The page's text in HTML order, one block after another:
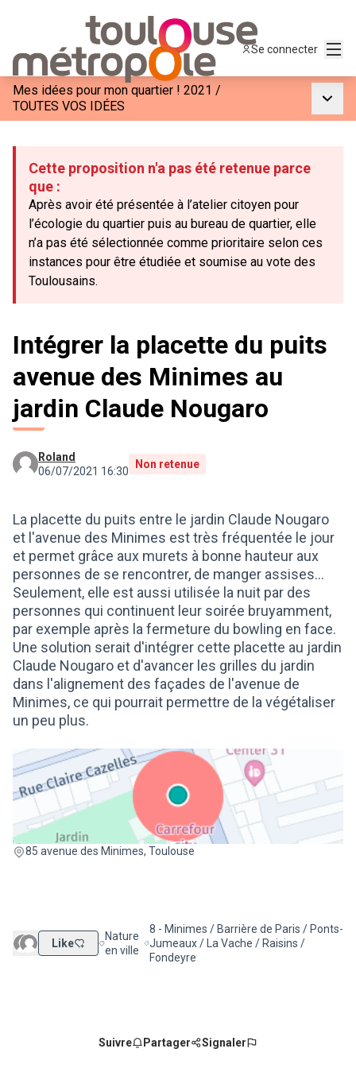
Se connecter
Mes idées pour mon quartier ! 2021 /
TOUTES VOS IDÉES
Cette proposition n'a pas été retenue parce
que :
Après avoir été présentée à l’atelier citoyen pour
l’écologie du quartier puis au bureau de quartier, elle
n’a pas été sélectionnée comme prioritaire selon ces
instances pour être étudiée et soumise au vote des
Toulousains.
Intégrer la placette du puits
avenue des Minimes au
jardin Claude Nougaro
Roland
06/07/2021 16:30
Non retenue
La placette du puits entre le jardin Claude Nougaro
et l'avenue des Minimes est très fréquentée le jour
et permet grâce aux murets à bonne hauteur aux
personnes de se rencontrer, de manger assises...
Seulement, elle est aussi utilisée la nuit par des
personnes qui continuent leur soirée bruyamment,
par exemple après la fermeture du bowling en face.
Une solution serait d'intégrer cette placette au jardin
Claude Nougaro et d'avancer les grilles du jardin
dans l'alignement des façades de l'avenue de
Minimes, ce qui pourrait permettre de la végétaliser
un peu plus.
85 avenue des Minimes, Toulouse
(Lien externe)
Like Filtrer les résultats de la catégorie : Nature en ville
Nature
en ville Filtrer les résultats pour le secteur : 8 -
8 - Minimes / Barrière de Paris / Ponts-
Jumeaux / La Vache / Raisins /
Fondeyre
Suivre Partager Signaler